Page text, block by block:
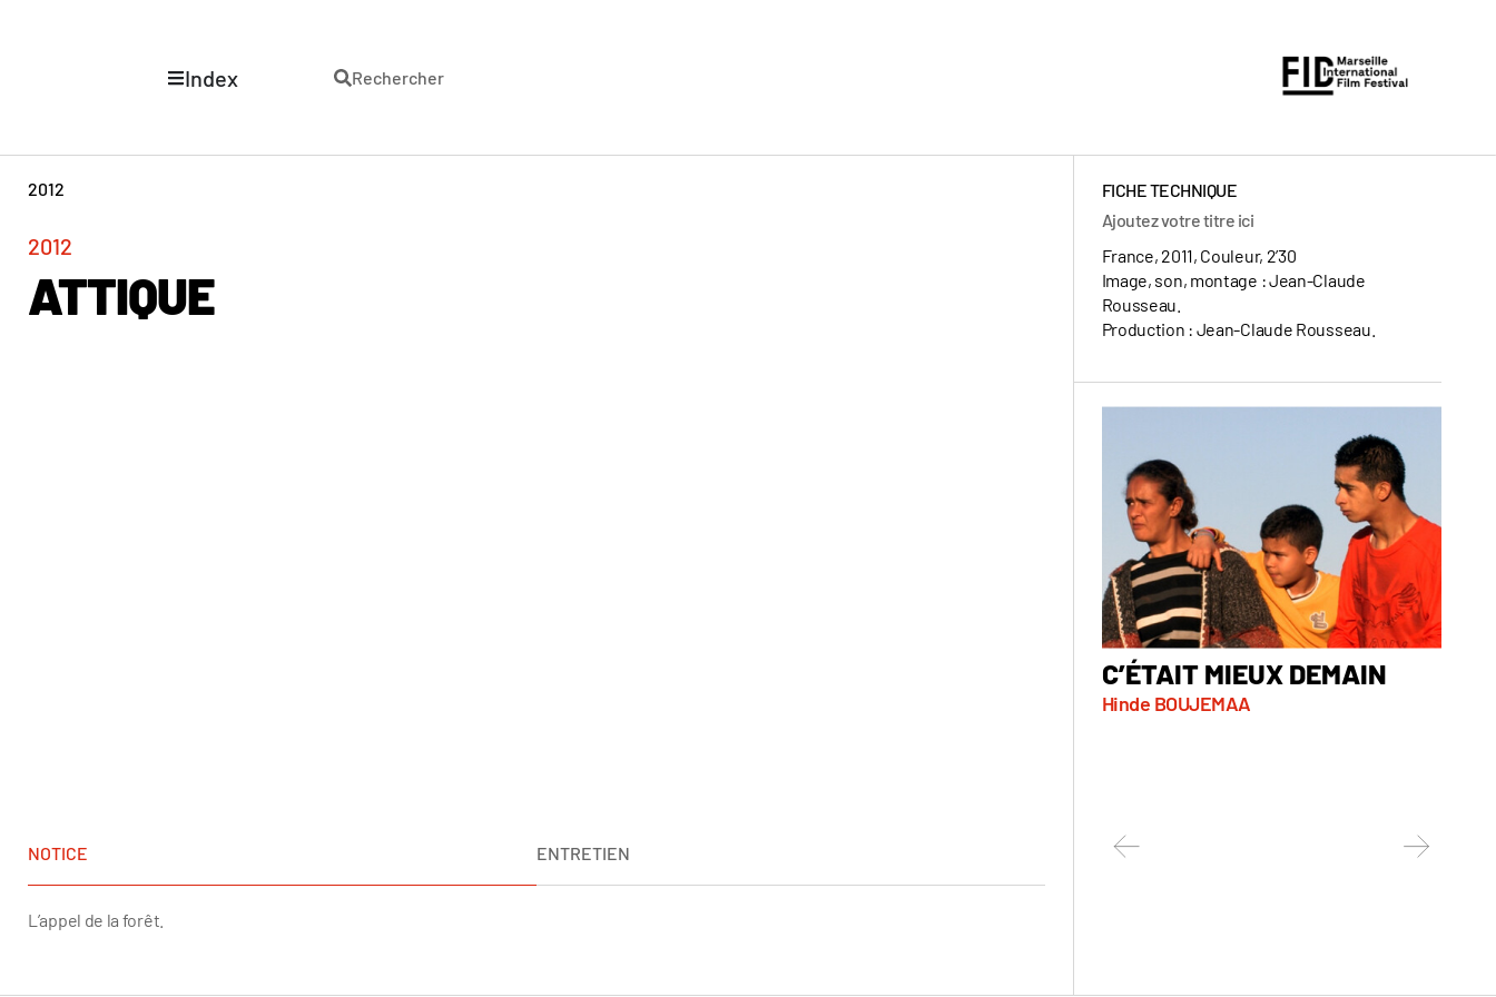
Rechercher
Index
2012
2012
ATTIQUE
NOTICE ENTRETIEN
L’appel de la forêt.
FICHE TECHNIQUE
Ajoutez votre titre ici
France, 2011, Couleur, 2’30
Image, son, montage : Jean-Claude
Rousseau.
Production : Jean-Claude Rousseau.
C’ÉTAIT MIEUX DEMAIN
Hinde BOUJEMAA